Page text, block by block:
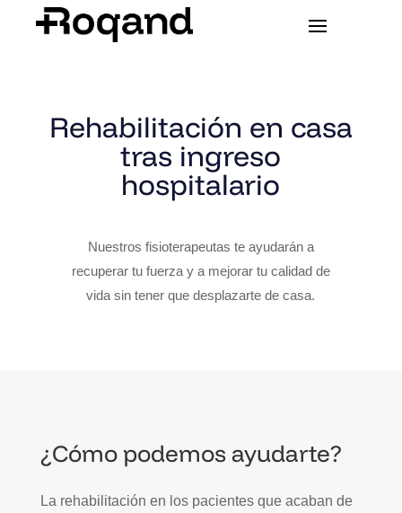
Rehabilitación en casa
tras ingreso
hospitalario
Nuestros fisioterapeutas te ayudarán a
recuperar tu fuerza y a mejorar tu calidad de
vida sin tener que desplazarte de casa.
¿Cómo podemos ayudarte?
La rehabilitación en los pacientes que acaban de